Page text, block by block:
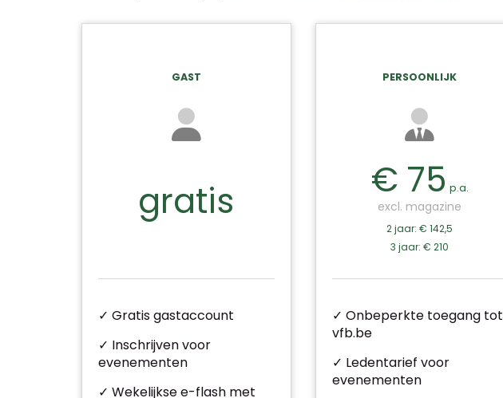
GAST
gratis
✓ Gratis gastaccount
✓ Inschrijven voor
evenementen
✓ Wekelijkse e-flash met
PERSOONLIJK
€ 75 p.a.
excl. magazine
2 jaar: € 142,5
3 jaar: € 210
✓ Onbeperkte toegang tot
vfb.be
✓ Ledentarief voor
evenementen